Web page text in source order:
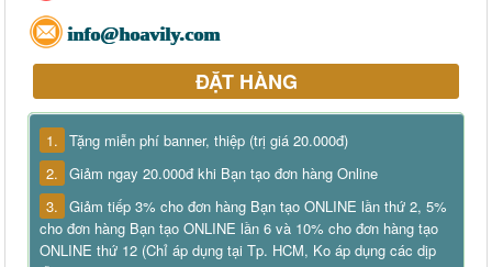
info@hoavily.com
ĐẶT HÀNG
1. Tặng miễn phí banner, thiệp (trị giá 20.000đ)
2. Giảm ngay 20.000đ khi Bạn tạo đơn hàng Online
3. Giảm tiếp 3% cho đơn hàng Bạn tạo ONLINE lần thứ 2, 5%
cho đơn hàng Bạn tạo ONLINE lần 6 và 10% cho đơn hàng tạo
ONLINE thứ 12 (Chỉ áp dụng tại Tp. HCM, Ko áp dụng các dịp